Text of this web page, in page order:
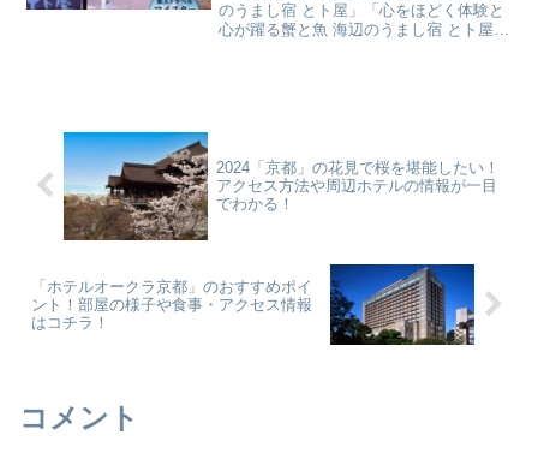
のうまし宿 とト屋」「心をほどく体験と
心が躍る蟹と魚 海辺のうまし宿 とト屋」
2024「京都」の花見で桜を堪能したい！
アクセス方法や周辺ホテルの情報が一目
でわかる！
「ホテルオークラ京都」のおすすめポイ
ント！部屋の様子や食事・アクセス情報
はコチラ！
コメント